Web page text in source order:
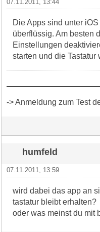
07.11.2011, 13:44
Die Apps sind unter
überflüssig. Am besten
Einstellungen
starten und die Tastatur
-> Anmeldung zum Test
humfeld
07.11.2011, 13:59
wird dabei das app an
tastatur bleibt erhalten?
oder was meinst du mit